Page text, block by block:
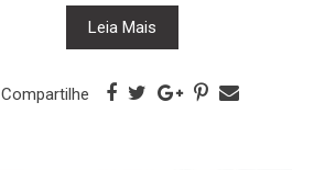
Leia Mais
Compartilhe